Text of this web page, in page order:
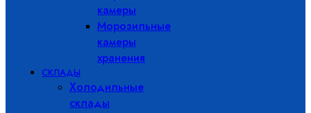
камеры
Морозильные
камеры
хранения
СКЛАДЫ
Холодильные
склады